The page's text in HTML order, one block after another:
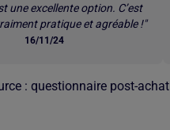
une excellente option. C’est
pratique et agréable !"
16/11/24
: questionnaire post-achat